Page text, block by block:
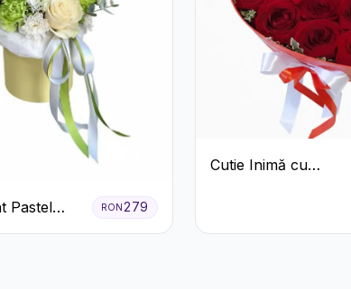
Pastel
Galben
RON279
Cutie Inimă cu
Bomboane Raffaello